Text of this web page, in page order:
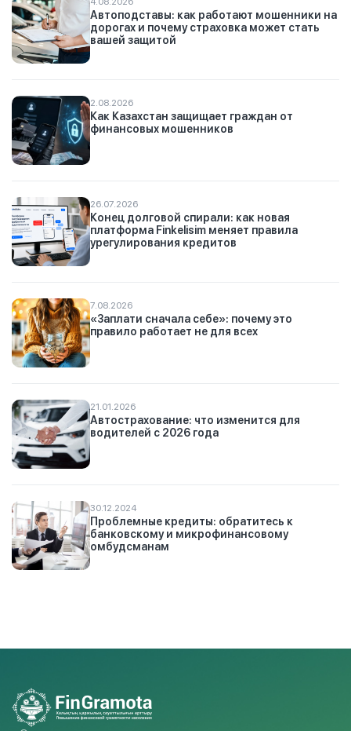
Автоподставы: как работают мошенники на
дорогах и почему страховка может стать
вашей защитой
2.08.2026
Как Казахстан защищает граждан от
финансовых мошенников
26.07.2026
Конец долговой спирали: как новая
платформа Finkelisim меняет правила
урегулирования кредитов
7.08.2026
«Заплати сначала себе»: почему это
правило работает не для всех
21.01.2026
Автострахование: что изменится для
водителей с 2026 года
30.12.2024
Проблемные кредиты: обратитесь к
банковскому и микрофинансовому
омбудсманам